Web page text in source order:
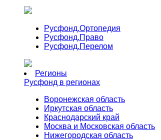
Русфонд.Ортопедия
Русфонд.Право
Русфонд.Перелом
Регионы
Русфонд в регионах
Воронежская область
Иркутская область
Краснодарский край
Москва и Московская область
Нижегородская область